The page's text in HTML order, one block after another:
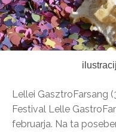
Lellei GasztroFarsang
Festival Lelle
februarja. Na ta